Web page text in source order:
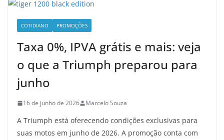
COTIDIANO PROMOÇÕES
Taxa 0%, IPVA grátis e mais: veja
o que a Triumph preparou para
junho
16 de junho de 2026 Marcelo Souza
A Triumph está oferecendo condições exclusivas para
suas motos em junho de 2026. A promoção conta com